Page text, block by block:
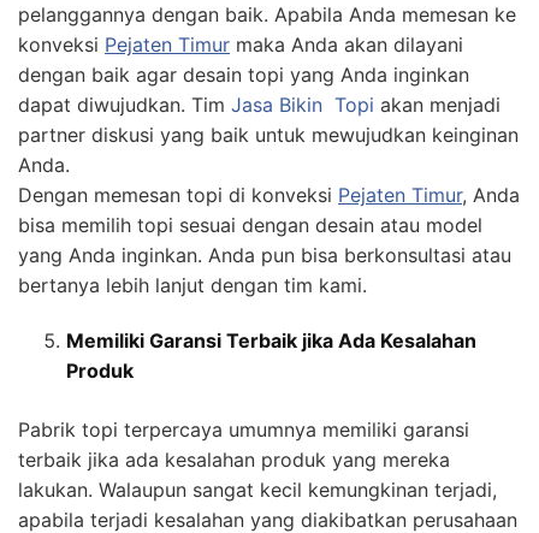
pelanggannya dengan baik. Apabila Anda memesan ke
konveksi Pejaten Timur maka Anda akan dilayani
dengan baik agar desain topi yang Anda inginkan
dapat diwujudkan. Tim Jasa Bikin Topi akan menjadi
partner diskusi yang baik untuk mewujudkan keinginan
Anda.
Dengan memesan topi di konveksi Pejaten Timur, Anda
bisa memilih topi sesuai dengan desain atau model
yang Anda inginkan. Anda pun bisa berkonsultasi atau
bertanya lebih lanjut dengan tim kami.
Memiliki Garansi Terbaik jika Ada Kesalahan
Produk
Pabrik topi terpercaya umumnya memiliki garansi
terbaik jika ada kesalahan produk yang mereka
lakukan. Walaupun sangat kecil kemungkinan terjadi,
apabila terjadi kesalahan yang diakibatkan perusahaan